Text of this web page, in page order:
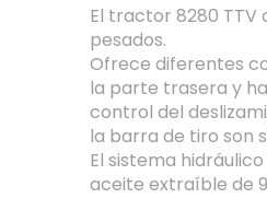
El tractor 8280 TTV
pesados.
Ofrece diferentes
la parte trasera y
control del
la barra de tiro son
El sistema
aceite extraíble de